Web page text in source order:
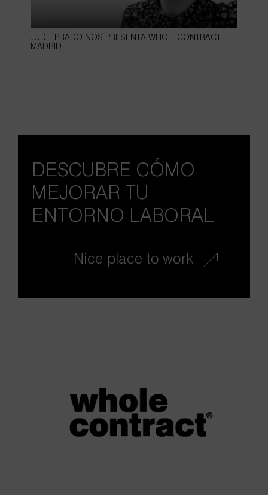
JUDIT PRADO NOS PRESENTA WHOLECONTRACT
MADRID
DESCUBRE CÓMO
MEJORAR TU
ENTORNO LABORAL
Nice place to work